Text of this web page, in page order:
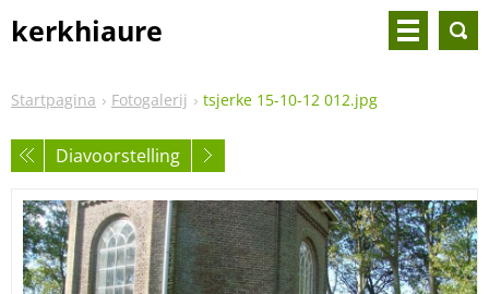
kerkhiaure
Startpagina Fotogalerij tsjerke 15-10-12 012.jpg
Diavoorstelling